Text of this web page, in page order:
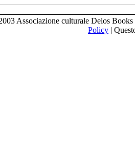
Associazione culturale Delos
Policy |